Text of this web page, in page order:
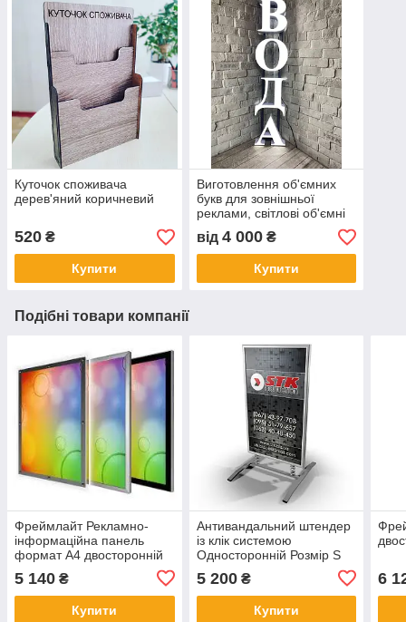
Куточок споживача
дерев'яний коричневий
520 ₴
Купити
Виготовлення об'ємних
букв для зовнішньої
реклами, світлові об'ємні
літери зовнішня реклама
вивіска
від 4 000₴
Купити
Подібні товари компанії
Фреймлайт Рекламно-
інформаційна панель
формат А4 двосторонній
5 140 ₴
Купити
Антивандальний штендер
із клік системою
Односторонній Розмір S
5 200₴
Купити
6